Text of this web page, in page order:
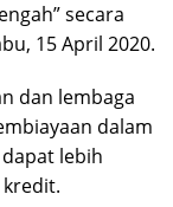
secara
15 April 2020.
dan lembaga
dalam
lebih